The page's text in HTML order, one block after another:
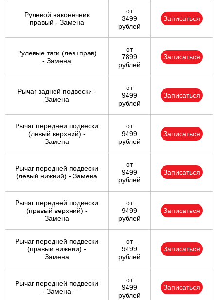
Рулевой наконечник
правый - Замена
от
3499
рублей
Записаться
Рулевые тяги (лев+прав)
- Замена
от
7899
рублей
Записаться
Рычаг задней подвески -
Замена
от
9499
рублей
Записаться
Рычаг передней подвески
(левый верхний) -
Замена
от
9499
рублей
Записаться
Рычаг передней подвески
(левый нижний) - Замена
от
9499
рублей
Записаться
Рычаг передней подвески
(правый верхний) -
Замена
от
9499
рублей
Записаться
Рычаг передней подвески
(правый нижний) -
Замена
от
9499
рублей
Записаться
Рычаг передней подвески
- Замена
от
9499
рублей
Записаться